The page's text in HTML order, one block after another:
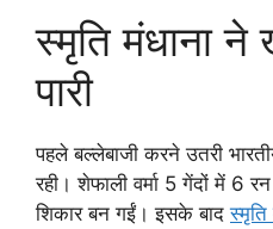
स्मृति मंधाना ने
पारी
पहले बल्लेबाजी करने उतरी
रही। शेफाली वर्मा 5 गेंदों में 6
शिकार बन गईं। इसके बादस्मृति